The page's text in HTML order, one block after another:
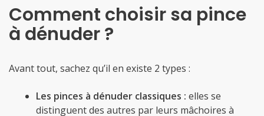
Comment choisir sa pince
à dénuder ?
Avant tout, sachez qu’il en existe 2 types :
Les pinces à dénuder classiques : elles se
distinguent des autres par leurs mâchoires à